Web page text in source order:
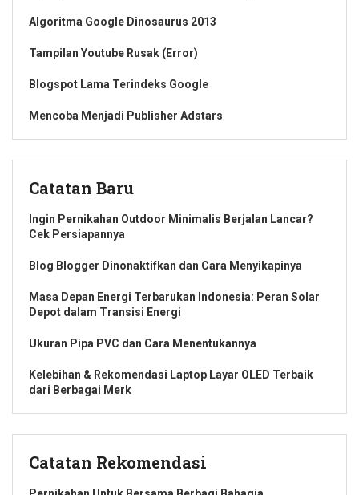
Algoritma Google Dinosaurus 2013
Tampilan Youtube Rusak (Error)
Blogspot Lama Terindeks Google
Mencoba Menjadi Publisher Adstars
Catatan Baru
Ingin Pernikahan Outdoor Minimalis Berjalan Lancar?
Cek Persiapannya
Blog Blogger Dinonaktifkan dan Cara Menyikapinya
Masa Depan Energi Terbarukan Indonesia: Peran Solar
Depot dalam Transisi Energi
Ukuran Pipa PVC dan Cara Menentukannya
Kelebihan & Rekomendasi Laptop Layar OLED Terbaik
dari Berbagai Merk
Catatan Rekomendasi